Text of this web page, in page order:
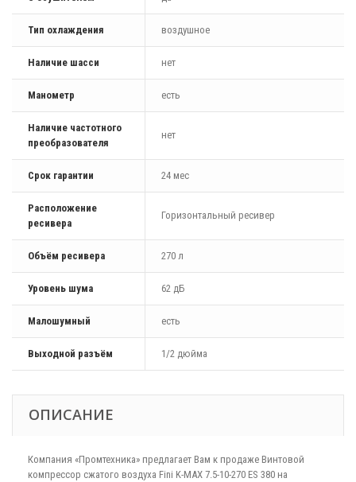
Тип охлаждения воздушное
Наличие шасси нет
Манометр есть
Наличие частотного
преобразователя
нет
Срок гарантии 24 мес
Расположение
ресивера
Горизонтальный ресивер
Объём ресивера 270 л
Уровень шума 62 дБ
Малошумный есть
Выходной разъём 1/2 дюйма
ОПИСАНИЕ
Компания «Промтехника» предлагает Вам к продаже Винтовой
компрессор сжатого воздуха Fini K-MAX 7.5-10-270 ES 380 на